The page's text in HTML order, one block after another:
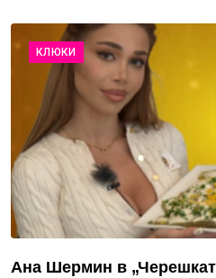
КЛЮКИ
Ана Шермин в